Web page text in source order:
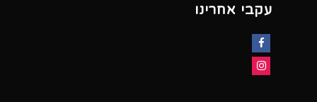
עקבי אחרינו
Facebook